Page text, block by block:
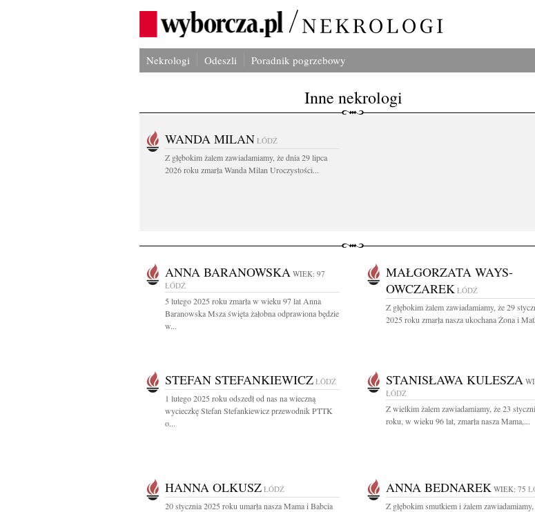
Nekrologi Odeszli Poradnik pogrzebowy
Inne nekrologi
WANDA MILAN ŁÓDŹ
Z głębokim żalem zawiadamiamy, że dnia 29 lipca
2026 roku zmarła Wanda Milan Uroczystości...
ANNA BARANOWSKA WIEK: 97
ŁÓDŹ
5 lutego 2025 roku zmarła w wieku 97 lat Anna
Baranowska Msza święta żałobna odprawiona będzie
w...
MAŁGORZATA WAYS-
OWCZAREK ŁÓDŹ
Z głębokim żalem zawiadamiamy, że 29
2025 roku zmarła nasza ukochana Żona i
STEFAN STEFANKIEWICZ ŁÓDŹ
1 lutego 2025 roku odszedł od nas na wieczną
wycieczkę Stefan Stefankiewicz przewodnik PTTK
o...
STANISŁAWA KULESZA
ŁÓDŹ
Z wielkim żalem zawiadamiamy, że 23
roku, w wieku 96 lat, zmarła nasza Mama,...
HANNA OLKUSZ ŁÓDŹ
20 stycznia 2025 roku umarła nasza Mama i Babcia
ANNA BEDNAREK WIEK: 75
Z głębokim smutkiem i żalem zawiadamiamy,